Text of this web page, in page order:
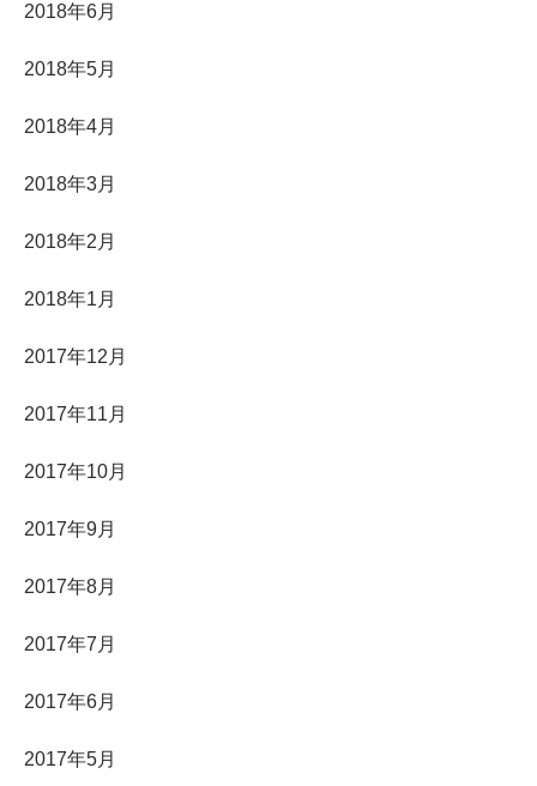
2018年6月
2018年5月
2018年4月
2018年3月
2018年2月
2018年1月
2017年12月
2017年11月
2017年10月
2017年9月
2017年8月
2017年7月
2017年6月
2017年5月